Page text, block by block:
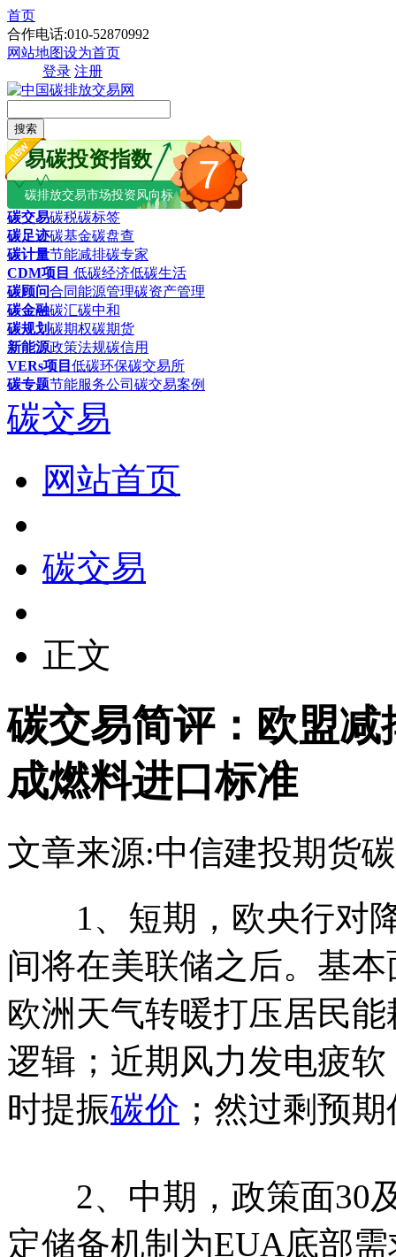
首页
合作电话:010-52870992
网站地图设为首页
登录 注册
搜索
7
易碳投资指数
碳排放交易市场投资风向标
碳交易碳税碳标签
碳足迹碳基金碳盘查
碳计量节能减排碳专家
CDM项目 低碳经济低碳生活
碳顾问合同能源管理碳资产管理
碳金融碳汇碳中和
碳规划碳期权碳期货
新能源政策法规碳信用
VERs项目 低碳环保碳交易所
碳专题节能服务公司 碳交易案例
碳交易
网站首页
碳交易
正文
碳交易简评：欧盟
成燃料进口标准
文章来源:中信建投期货
1、短期，欧央行对降
间将在美联储之后。基
欧洲天气转暖打压居民
逻辑；近期风力发电疲
时提振碳价 ；然过剩预
2、中期，政策面30及
定储备机制为EUA底部